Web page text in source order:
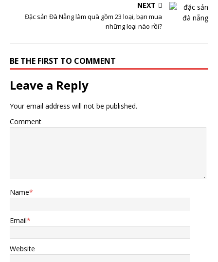
NEXT
Đặc sản Đà Nẵng làm quà gồm 23 loại, bạn mua
những loại nào rồi?
BE THE FIRST TO COMMENT
Leave a Reply
Your email address will not be published.
Comment
Name*
Email*
Website